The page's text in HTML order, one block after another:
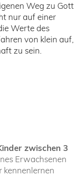
Weg zu Gott
nur auf einer
Werte des
von klein auf,
zu sein.
zwischen 3
Erwachsenen
kennenlernen